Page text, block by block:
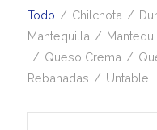
Todo / Chilchota /
Mantequilla /
/ Queso Crema /
Rebanadas / Untable